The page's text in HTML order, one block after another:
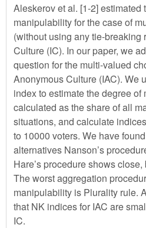
Aleskerov et al. [1-2] estimated
manipulability for the case of
(without using any tie-breaking
Culture (IC). In our paper, we
question for the multi-valued
Anonymous Culture (IAC). We
index to estimate the degree
calculated as the share of all
situations, and calculate
to 10000 voters. We have
alternatives Nanson’s
Hare’s procedure shows
The worst aggregation
manipulability is Plurality rule.
that NK indices for IAC are
IC.